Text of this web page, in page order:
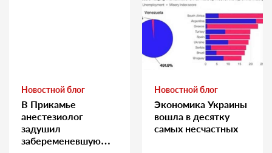
Новостной блог
В Прикамье
анестезиолог
задушил
забеременевшую
Новостной блог
Экономика Украины
вошла в десятку
самых несчастных